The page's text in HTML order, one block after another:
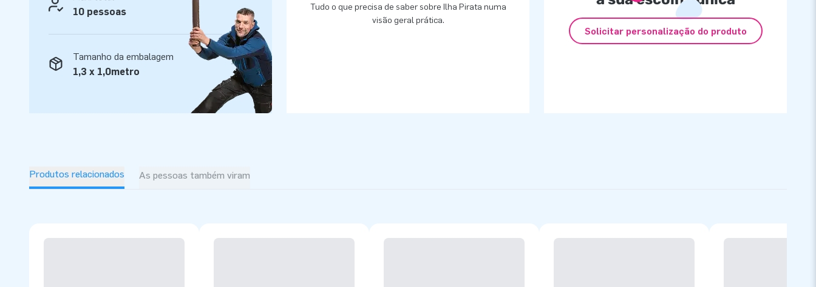
aos nossos clientes um serviço e entrega profissional.
10 pessoas
Tamanho da embalagem
1,3 x 1,0metro
Tudo o que precisa de saber sobre Ilha Pirata numa
visão geral prática.
Solicitar personalização do produto
Produtos relacionados As pessoas também viram